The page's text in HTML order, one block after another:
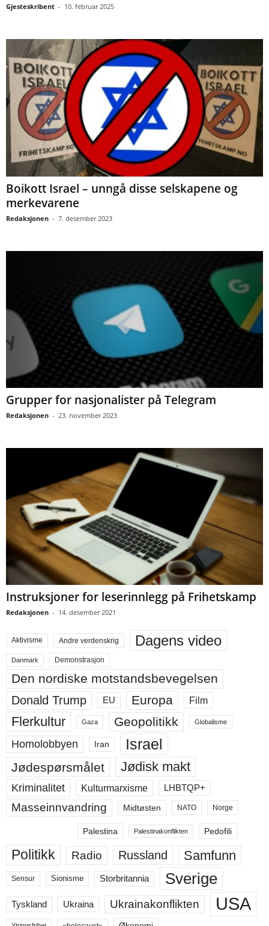
Gjesteskribent - 10. februar 2025
Boikott Israel – unngå disse selskapene og
merkevarene
Redaksjonen - 7. desember 2023
Grupper for nasjonalister på Telegram
Redaksjonen - 23. november 2023
Instruksjoner for leserinnlegg på Frihetskamp
Redaksjonen - 14. desember 2021
Aktivisme Andre verdenskrig Dagens video
Danmark Demonstrasjon
Den nordiske motstandsbevegelsen
Donald Trump EU Europa Film
Flerkultur Gaza Geopolitikk Globalisme
Homolobbyen Iran Israel
Jødespørsmålet Jødisk makt
Kriminalitet Kulturmarxisme LHBTQP+
Masseinnvandring Midtøsten NATO Norge
Palestina Palestinakonflikten Pedofili
Politikk Radio Russland Samfunn
Sensur Sionisme Storbritannia Sverige
Tyskland Ukraina Ukrainakonflikten USA